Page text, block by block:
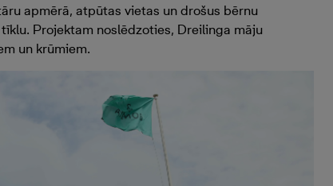
apmērā, atpūtas vietas un drošus bērnu
Projektam noslēdzoties, Dreilinga māju
un krūmiem.